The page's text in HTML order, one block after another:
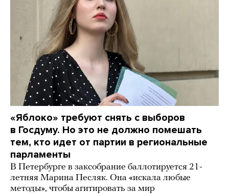
«Яблоко» требуют снять с выборов
в Госдуму. Но это не должно помешать
тем, кто идет от партии в региональные
парламенты
В Петербурге в заксобрание баллотируется 21-
летняя Марина Песляк. Она «искала любые
методы», чтобы агитировать за мир